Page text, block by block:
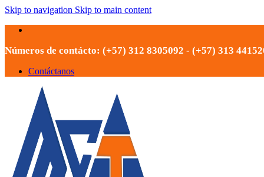
Skip to navigation Skip to main content
Números de contácto: (+57) 312 8305092 - (+57) 313
Contáctanos